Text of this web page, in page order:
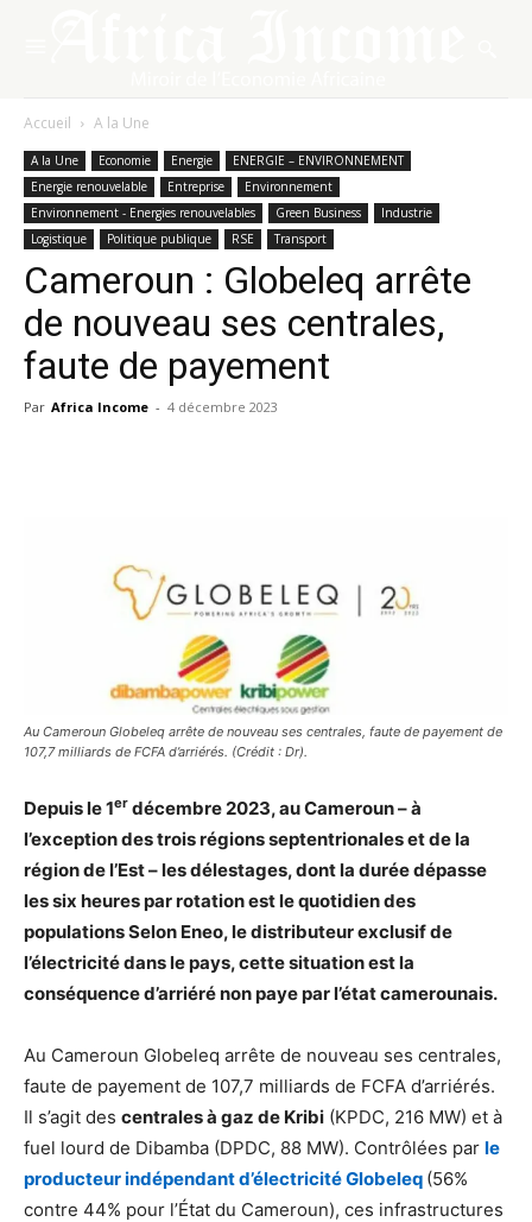
Accueil A la Une
A la Une Economie Energie
ENERGIE – ENVIRONNEMENT
Energie renouvelable
Entreprise
Environnement
Environnement - Energies renouvelables
Green Business
Industrie
Logistique
Politique publique RSE Transport
Cameroun : Globeleq arrête
de nouveau ses centrales,
faute de payement
Par Africa Income - 4 décembre 2023
Au Cameroun Globeleq arrête de nouveau ses centrales, faute de payement de
107,7 milliards de FCFA d’arriérés. (Crédit : Dr).
Depuis le 1er décembre 2023, au Cameroun – à
l’exception des trois régions septentrionales et de la
région de l’Est – les délestages, dont la durée dépasse
les six heures par rotation est le quotidien des
populations Selon Eneo, le distributeur exclusif de
l’électricité dans le pays, cette situation est la
conséquence d’arriéré non paye par l’état camerounais.
Au Cameroun Globeleq arrête de nouveau ses centrales,
faute de payement de 107,7 milliards de FCFA d’arriérés.
Il s’agit des centrales à gaz de Kribi (KPDC, 216 MW) et à
fuel lourd de Dibamba (DPDC, 88 MW). Contrôlées par le
producteur indépendant d’électricité Globeleq (56%
contre 44% pour l’État du Cameroun), ces infrastructures